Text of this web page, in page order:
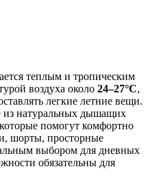
теплым и тропическим
воздуха около 24–27°C,
легкие летние вещи.
из натуральных дышащих
помогут комфортно
шорты, просторные
выбором для дневных
обязательны для